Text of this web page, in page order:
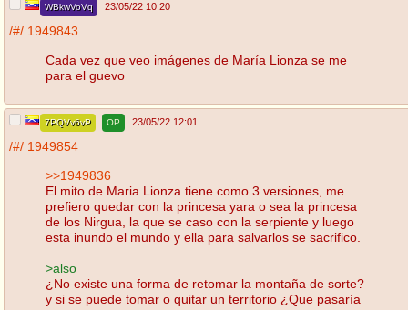
WBkwVoVq 23/05/22 10:20
/#/ 1949843
Cada vez que veo imágenes de María Lionza se me
para el guevo
7PQVv6vP OP 23/05/22 12:01
/#/ 1949854
>>1949836
El mito de Maria Lionza tiene como 3 versiones, me
prefiero quedar con la princesa yara o sea la princesa
de los Nirgua, la que se caso con la serpiente y luego
esta inundo el mundo y ella para salvarlos se sacrifico.
>also
¿No existe una forma de retomar la montaña de sorte?
y si se puede tomar o quitar un territorio ¿Que pasaría